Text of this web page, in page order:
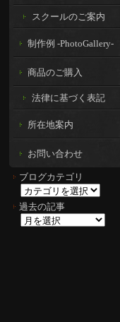
スクールのご案内
制作例 -PhotoGallery-
商品のご購入
法律に基づく表記
所在地案内
お問い合わせ
ブログカテゴリ
過去の記事